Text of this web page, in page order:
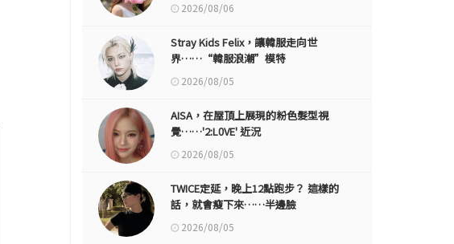
2026/08/06
Stray Kids Felix，讓韓服走向世
界……“韓服浪潮”模特
2026/08/05
AISA，在屋頂上展現的粉色髮型視
覺……'2:L0VE' 近況
2026/08/05
TWICE定延，晚上12點跑步？ 這樣的
話，就會瘦下來……半邊臉
2026/08/05